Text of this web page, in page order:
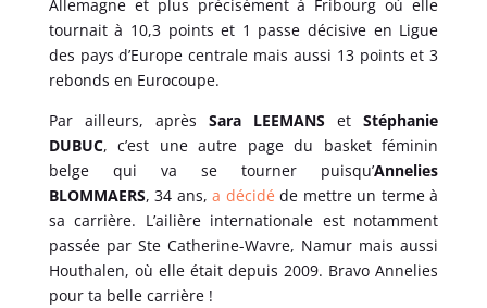
Allemagne et plus précisément à Fribourg où elle
tournait à 10,3 points et 1 passe décisive en Ligue
des pays d’Europe centrale mais aussi 13 points et 3
rebonds en Eurocoupe.
Par ailleurs, après Sara LEEMANS etStéphanie
DUBUC, c’est une autre page du basket féminin
belge qui va se tourner puisqu’Annelies
BLOMMAERS, 34 ans,a décidé de mettre un terme à
sa carrière. L’ailière internationale est notamment
passée par Ste Catherine-Wavre, Namur mais aussi
Houthalen, où elle était depuis 2009. Bravo Annelies
pour ta belle carrière !